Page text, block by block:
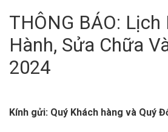
THÔNG BÁO: Lịch
Hành, Sửa Chữa
2024
Kính gửi: Quý Khách hàng và Quý